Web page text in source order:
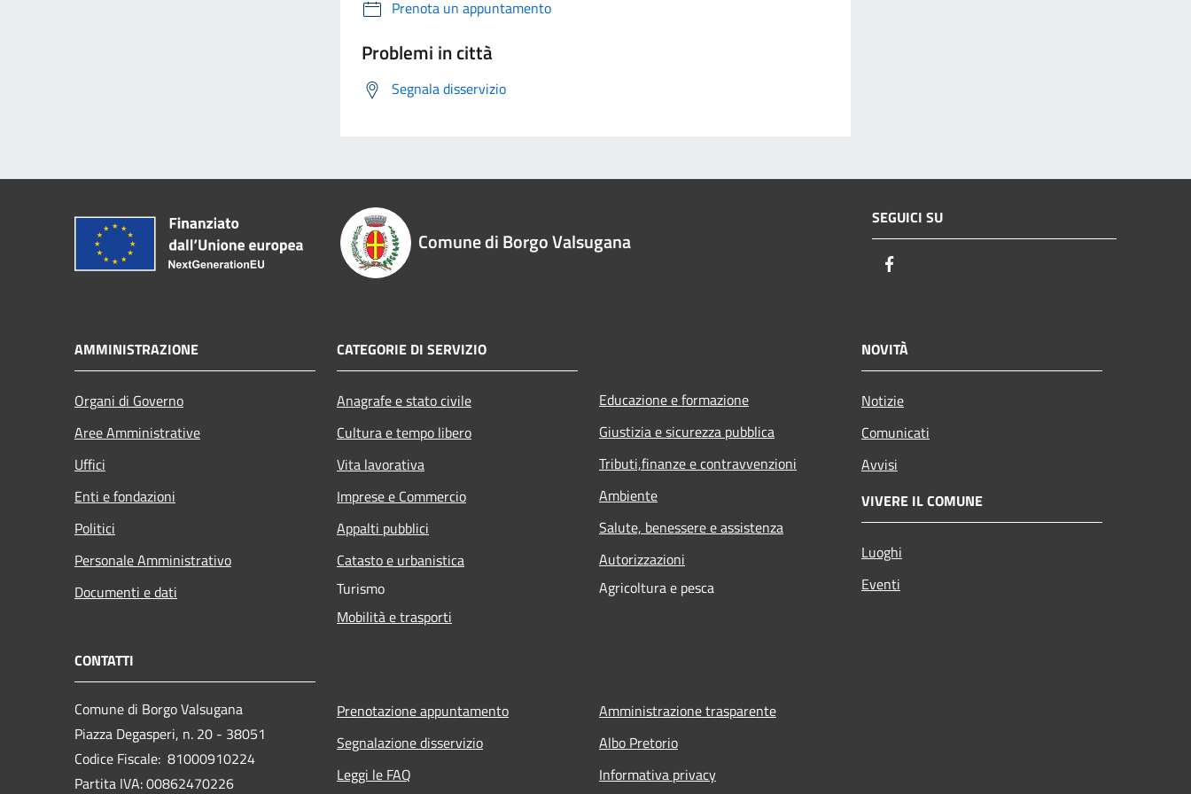
Prenota un appuntamento
Problemi in città
Segnala disservizio
Comune di Borgo Valsugana
SEGUICI SU
AMMINISTRAZIONE
Organi di Governo
Aree Amministrative
Uffici
Enti e fondazioni
Politici
Personale Amministrativo
Documenti e dati
CATEGORIE DI SERVIZIO
Anagrafe e stato civile
Cultura e tempo libero
Vita lavorativa
Imprese e Commercio
Appalti pubblici
Catasto e urbanistica
Turismo
Mobilità e trasporti
Educazione e formazione
Giustizia e sicurezza pubblica
Tributi,finanze e contravvenzioni
Ambiente
Salute, benessere e assistenza
Autorizzazioni
Agricoltura e pesca
NOVITÀ
Notizie
Comunicati
Avvisi
VIVERE IL COMUNE
Luoghi
Eventi
CONTATTI
Comune di Borgo Valsugana
Piazza Degasperi, n. 20 - 38051
Codice Fiscale: 81000910224
Partita IVA: 00862470226
Prenotazione appuntamento
Segnalazione disservizio
Leggi le FAQ
Amministrazione trasparente
Albo Pretorio
Informativa privacy